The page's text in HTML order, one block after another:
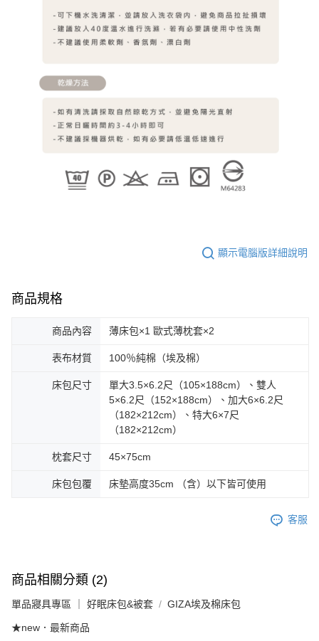
顯示電腦版詳細說明
商品規格
商品內容 薄床包×1 歐式薄枕套×2
表布材質 100％純棉（埃及棉）
床包尺寸
單大3.5×6.2尺（105×188cm）、雙人
5×6.2尺（152×188cm）、加大6×6.2尺
（182×212cm）、特大6×7尺
（182×212cm）
枕套尺寸 45×75cm
床包包覆 床墊高度35cm （含）以下皆可使用
客服
商品相關分類 (2)
單品寢具專區 ｜ 好眠床包&被套 GIZA埃及棉床包
★new．最新商品